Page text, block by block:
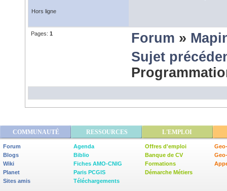
Hors ligne
Pages: 1 Forum »
Sujet
COMMUNAUTÉ RESSOURCES L'EMPLOI
Forum
Blogs
Wiki
Planet
Sites amis
Agenda
Biblio
Fiches AMO-CNIG
Paris PCGIS
Téléchargements
Offres d'emploi
Banque de CV
Formations
Démarche Métiers